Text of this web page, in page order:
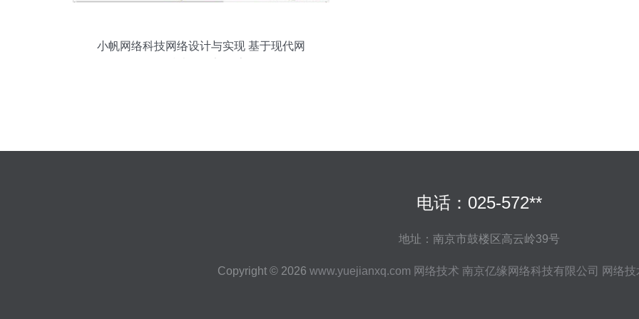
小帆网络科技网络设计与实现 基于现代网
电话：025-572**
地址：南京市鼓楼区高云岭39号
Copyright © 2026 www.yuejianxq.com 网络技术 南京亿缘网络科技有限公司 网络技